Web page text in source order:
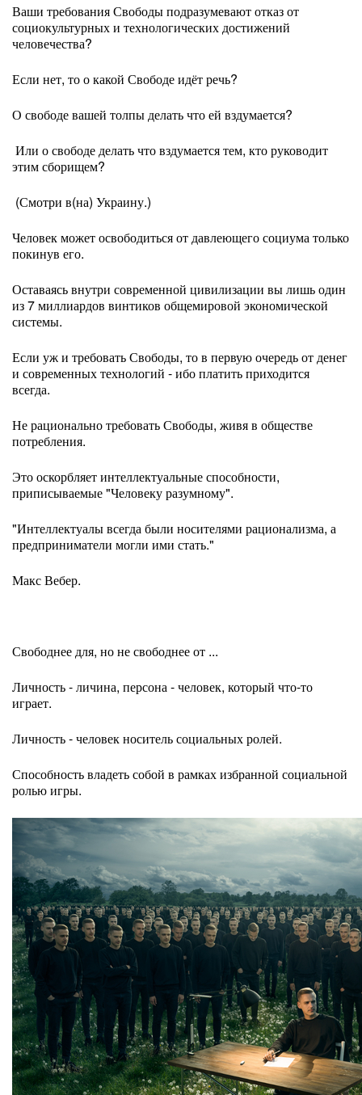
Ваши требования Свободы подразумевают отказ от
социокультурных и технологических достижений
человечества?
Если нет, то о какой Свободе идёт речь?
О свободе вашей толпы делать что ей вздумается?
Или о свободе делать что вздумается тем, кто руководит
этим сборищем?
(Смотри в(на) Украину.)
Человек может освободиться от давлеющего социума только
покинув его.
Оставаясь внутри современной цивилизации вы лишь один
из 7 миллиардов винтиков общемировой экономической
системы.
Если уж и требовать Свободы, то в первую очередь от денег
и современных технологий - ибо платить приходится
всегда.
Не рационально требовать Свободы, живя в обществе
потребления.
Это оскорбляет интеллектуальные способности,
приписываемые "Человеку разумному".
"Интеллектуалы всегда были носителями рационализма, а
предприниматели могли ими стать."
Макс Вебер.
Свободнее для, но не свободнее от ...
Личность - личина, персона - человек, который что-то
играет.
Личность - человек носитель социальных ролей.
Способность владеть собой в рамках избранной социальной
ролью игры.